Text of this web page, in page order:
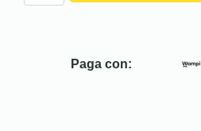
Paga con: